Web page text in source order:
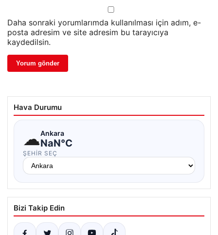
Daha sonraki yorumlarımda kullanılması için adım, e-
posta adresim ve site adresim bu tarayıcıya
kaydedilsin.
Hava Durumu
☁Ankara
NaN°C
ŞEHIR SEÇ
Bizi Takip Edin